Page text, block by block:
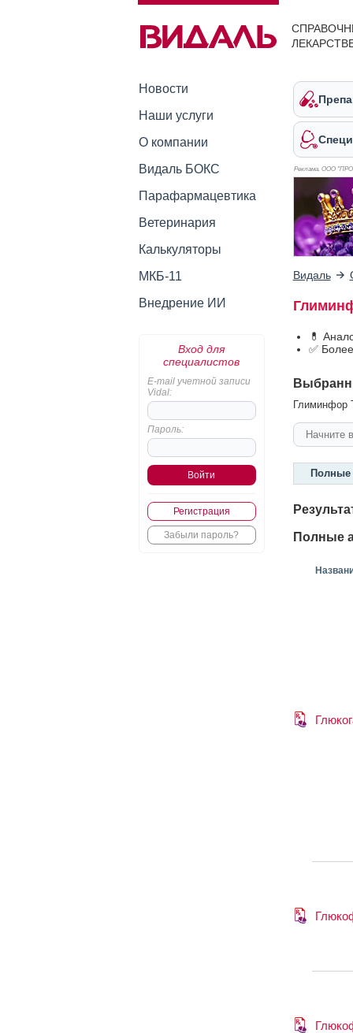
Новости
Наши услуги
О компании
Видаль БОКС
Парафармацевтика
Ветеринария
Калькуляторы
МКБ-11
Внедрение ИИ
Вход для
специалистов
E-mail учетной записи
Vidal:
Пароль:
Регистрация
Забыли пароль?
Реклама. ООО
Видаль
💊
✅
Глиминфор
Полные
Полные